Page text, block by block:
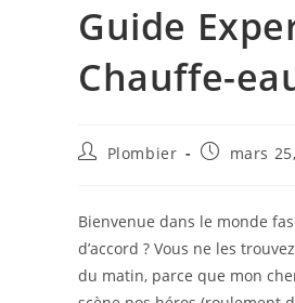
Guide
Chauffe-
Auteur/autrice
publication :
Plombier
Publication
mars
Bienvenue dans le monde
d’accord ? Vous ne les
du matin, parce que mon